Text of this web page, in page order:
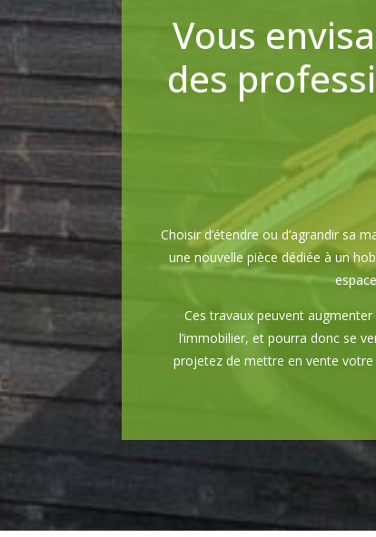
Vous
des
Choisir d’étendre ou d’agrandir sa
une nouvelle pièce dédiée à un
Ces travaux peuvent
l’immobilier, et pourra donc se
projetez de mettre en vente votre